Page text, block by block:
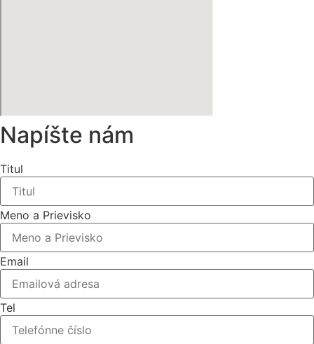
Napíšte nám
Titul
Meno a Prievisko
Email
Tel